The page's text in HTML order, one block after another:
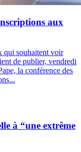
aux
qui souhaitent voir
de publier, vendredi
la conférence des
à “une extrême